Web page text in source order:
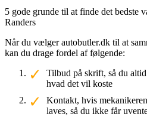
5 gode grunde til at finde det bedste
Randers
Når du vælger autobutler.dk til at
kan du drage fordel af følgende:
Tilbud på skrift, så du
hvad det vil koste
Kontakt, hvis
laves, så du ikke får